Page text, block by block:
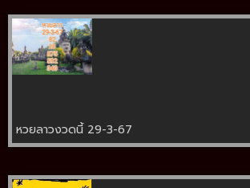
หวยลาวงวดนี้ 29-3-67